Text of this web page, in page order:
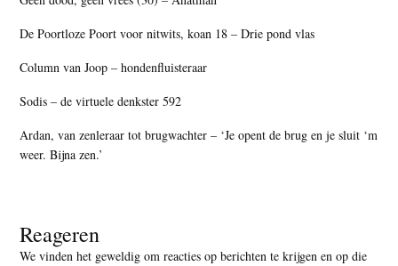
De Poortloze Poort voor nitwits, koan 18 – Drie pond vlas
Column van Joop – hondenfluisteraar
Sodis – de virtuele denkster 592
Ardan, van zenleraar tot brugwachter – ‘Je opent de brug en je sluit ‘m
weer. Bijna zen.’
Reageren
We vinden het geweldig om reacties op berichten te krijgen en op die